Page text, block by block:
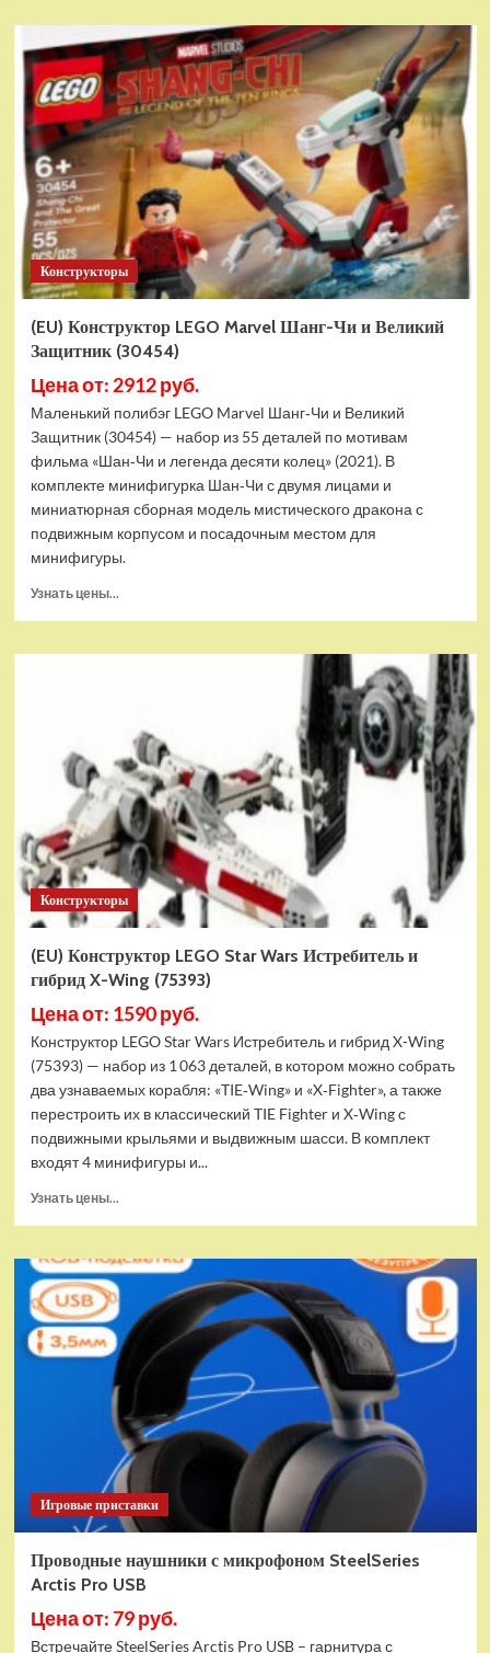
(EU)
Конструктор
LEGO
City
Лаборатория
космических
наук
(60439)
Конструкторы
(EU) Конструктор LEGO Marvel Шанг-Чи и Великий
Защитник (30454)
Цена от: 2912 руб.
Маленький полибэг LEGO Marvel Шанг‑Чи и Великий
Защитник (30454) — набор из 55 деталей по мотивам
фильма «Шан‑Чи и легенда десяти колец» (2021). В
комплекте минифигурка Шан‑Чи с двумя лицами и
миниатюрная сборная модель мистического дракона с
подвижным корпусом и посадочным местом для
минифигуры.
Узнать цены...
(EU)
Шанг-
Чи
и
Великий
Защитник
(30454)
Конструкторы
(EU) Конструктор LEGO Star Wars Истребитель и
гибрид X-Wing (75393)
Цена от: 1590 руб.
Конструктор LEGO Star Wars Истребитель и гибрид X-Wing
(75393) — набор из 1 063 деталей, в котором можно собрать
два узнаваемых корабля: «TIE‑Wing» и «X‑Fighter», а также
перестроить их в классический TIE Fighter и X‑Wing с
подвижными крыльями и выдвижным шасси. В комплект
входят 4 минифигуры и...
Узнать цены...
(EU)
Конструктор
LEGO
Star
Wars
Истребитель
и
гибрид
X-
Wing
(75393)
Игровые приставки
Проводные наушники с микрофоном SteelSeries
Arctis Pro USB
Цена от: 79 руб.
Встречайте SteelSeries Arctis Pro USB – гарнитура с